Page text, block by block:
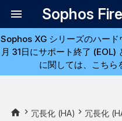
Sophos
Sophos XG シリーズのハー
月 31日にサポート終了 (EOL)
に関しては、こちら
第 3 層と第 4 層
冗長化 (HA) 冗長化